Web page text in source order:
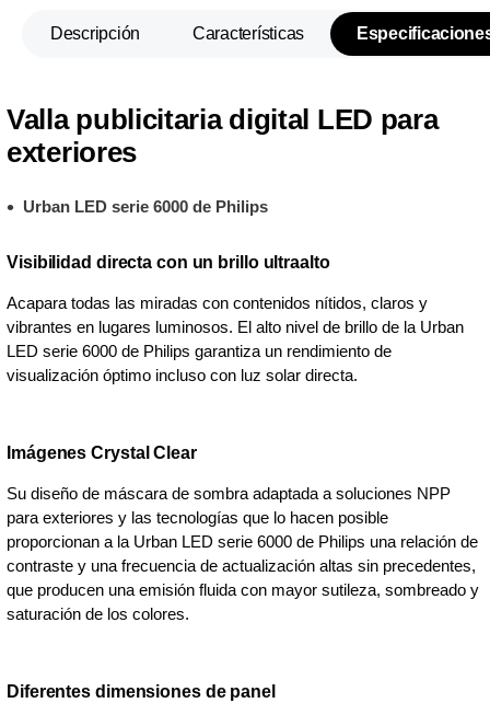
Descripción Características
Valla publicitaria digital LED para
exteriores
Urban LED serie 6000 de Philips
Visibilidad directa con un brillo ultraalto
Acapara todas las miradas con contenidos nítidos, claros y
vibrantes en lugares luminosos. El alto nivel de brillo de la Urban
LED serie 6000 de Philips garantiza un rendimiento de
visualización óptimo incluso con luz solar directa.
Imágenes Crystal Clear
Su diseño de máscara de sombra adaptada a soluciones NPP
para exteriores y las tecnologías que lo hacen posible
proporcionan a la Urban LED serie 6000 de Philips una relación de
contraste y una frecuencia de actualización altas sin precedentes,
que producen una emisión fluida con mayor sutileza, sombreado y
saturación de los colores.
Diferentes dimensiones de panel